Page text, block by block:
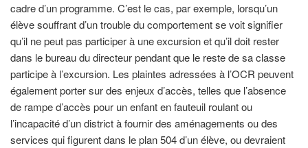
cadre d’un programme. C’est le cas, par exemple, lorsqu’un
élève souffrant d’un trouble du comportement se voit signifier
qu’il ne peut pas participer à une excursion et qu’il doit rester
dans le bureau du directeur pendant que le reste de sa classe
participe à l’excursion. Les plaintes adressées à l’OCR peuvent
également porter sur des enjeux d’accès, telles que l’absence
de rampe d’accès pour un enfant en fauteuil roulant ou
l’incapacité d’un district à fournir des aménagements ou des
services qui figurent dans le plan 504 d’un élève, ou devraient